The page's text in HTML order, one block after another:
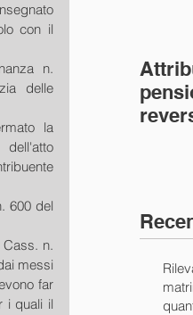
con il
n.
delle
la
600 del
Cass. n.
messi
far
i quali il